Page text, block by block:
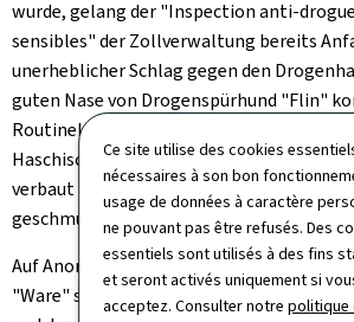
Ce site utilise des cookies
nécessaires à son bon
usage de données à caractère
ne pouvant pas être refusés. Des
essentiels sont utilisés à des fins
et seront activés uniquement si
acceptez. Consulter notrepolitique
wurde, gelang der "Inspection anti-
sensibles" der Zollverwaltung bereits
unerheblicher Schlag gegen den
guten Nase von Drogenspürhund "Flin"
Routinekontrolle eines spanischen PKWs
Haschisch sichergestellt werden. Das
verbaut im Wageninnern aus Belgien nach
geschmuggelt werden.
Auf Anordnung der Staatsanwaltschaft
"Ware" samt Auto beschlagnahmt und